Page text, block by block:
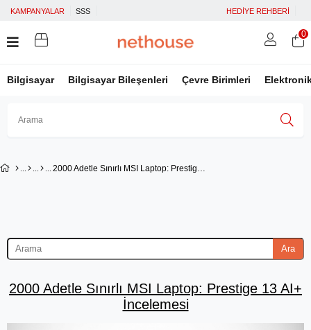
KAMPANYALAR SSS HEDİYE REHBERİ
Bilgisayar Bilgisayar Bileşenleri Çevre Birimleri
0
2000 Adetle Sınırlı MSI Laptop: Prestige 13 AI+ İncelemesi
Ara
2000 Adetle Sınırlı MSI Laptop: Prestige 13 AI+
İncelemesi